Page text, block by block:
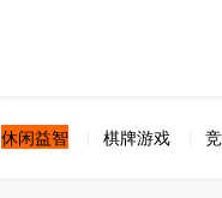
休闲益智 棋牌游戏